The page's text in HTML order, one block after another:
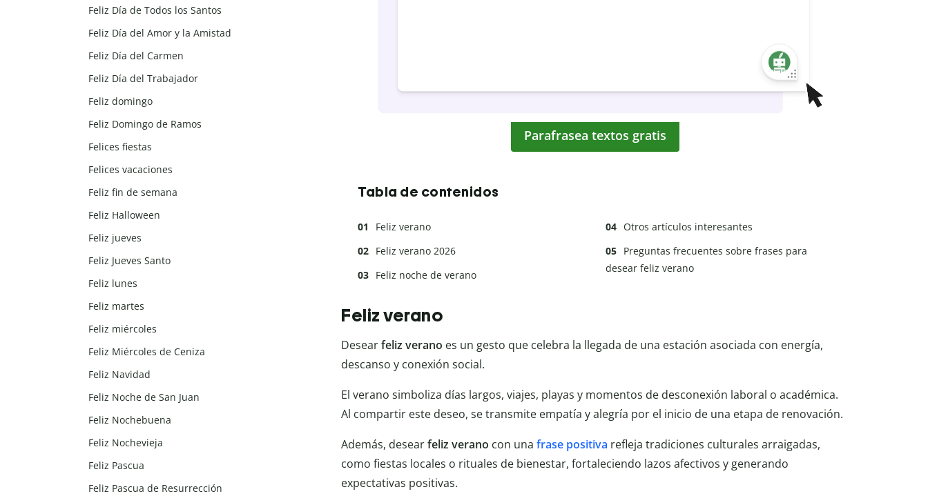
Parafrasea textos gratis
Tabla de contenidos
Feliz verano
Feliz verano 2026
Feliz noche de verano
Otros artículos interesantes
Preguntas frecuentes sobre frases para
desear feliz verano
Feliz verano
Desearfeliz verano es un gesto que celebra la llegada de una estación asociada con energía,
descanso y conexión social.
El verano simboliza días largos, viajes, playas y momentos de desconexión laboral o académica.
Al compartir este deseo, se transmite empatía y alegría por el inicio de una etapa de renovación.
Además, desearfeliz verano con una frase positiva refleja tradiciones culturales arraigadas,
como fiestas locales o rituales de bienestar, fortaleciendo lazos afectivos y generando
expectativas positivas.
Feliz Día de Todos los Santos
Feliz Día del Amor y la Amistad
Feliz Día del Carmen
Feliz Día del Trabajador
Feliz domingo
Feliz Domingo de Ramos
Felices fiestas
Felices vacaciones
Feliz fin de semana
Feliz Halloween
Feliz jueves
Feliz Jueves Santo
Feliz lunes
Feliz martes
Feliz miércoles
Feliz Miércoles de Ceniza
Feliz Navidad
Feliz Noche de San Juan
Feliz Nochebuena
Feliz Nochevieja
Feliz Pascua
Feliz Pascua de Resurrección